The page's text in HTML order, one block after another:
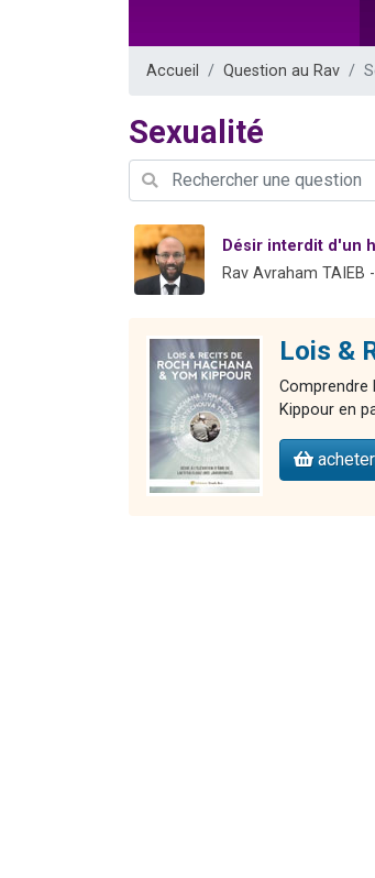
Accueil Question au Rav
Sexualité
Désir interdit d'un
Rav Avraham TAIEB
Lois &
Comprendre
Kippour en